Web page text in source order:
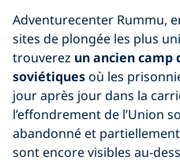
Adventurecenter Rummu,
sites de plongée les plus
trouverez un ancien
soviétiquesoù les
jour après jour dans la
l’effondrement de l’Union
abandonné et
sont encore visibles au-